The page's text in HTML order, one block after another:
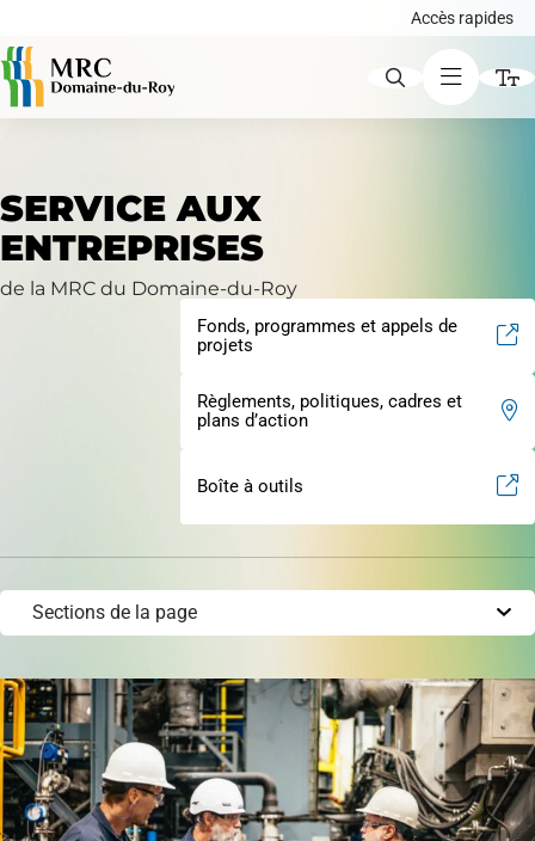
Accès rapides
Augmenter le texte
Diminuer le texte
Niveau de gris
Contraste élevé
Police d'écriture lisible
Avis publics
Carte interactive
Évaluation foncière
SERVICE AUX
ENTREPRISES
de la MRC du Domaine-du-Roy
Fonds, programmes et appels de
projets
Règlements, politiques, cadres et
plans d’action
Boîte à outils